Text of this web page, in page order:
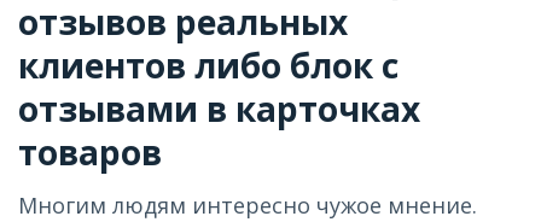
отзывов реальных
клиентов либо блок с
отзывами в карточках
товаров
Многим людям интересно чужое мнение.